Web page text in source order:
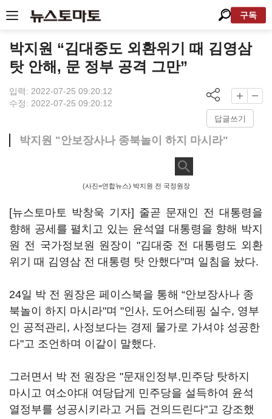
구독
박지원 “김대중도 외환위기 때 김영삼
탓 안해, 문 정부 공격 그만”
입력: 2022-07-25 09:20:12
수정: 2022-07-25 09:20:12
답글쓰기
박지원 "안보장사나 종북놀이 하지 마시라"
(사진=연합뉴스) 박지원 전 국정원장
[뉴스토마토 박창욱 기자] 줄곧 문재인 전 대통령을
향해 공세를 펼치고 있는 윤석열 대통령을 향해 박지
원 전 국가정보원 원장이 "김대중 전 대통령도 외환
위기 때 김영삼 전 대통령 탓 안했다"며 일침을 놨다.
24일 박 전 원장은 페이스북을 통해 “안보장사나 종
북놀이 하지 마시라"며 "인사, 도어스테핑 실수, 영부
인 공적관리, 사정보다는 경제 물가로 가셔야 성공한
다"고 조언하며 이같이 말했다.
그러면서 박 전 원장은 "문재인정부,민주당 탓하지
마시고 여소야대 여당답게 민주당을 설득하여 윤석
열정부를 성공시키라고 거듭 건의드린다"고 강조했